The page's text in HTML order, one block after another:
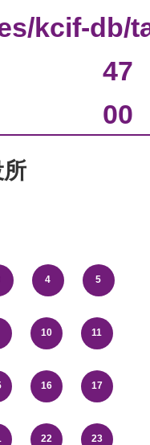
kcif-db/
47
00
4 5
10 11
16 17
22 23